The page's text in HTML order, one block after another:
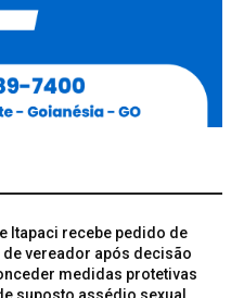
Itapaci recebe pedido de
vereador após decisão
medidas protetivas
suposto assédio sexual